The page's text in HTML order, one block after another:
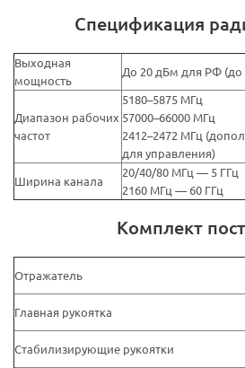
Спецификация
Выходная
мощность
До 20 дБм для РФ (до
Диапазон рабочих
частот
5180–5875 МГц
57000–66000 МГц
2412–2472 МГц
для управления)
Ширина канала
20/40/80 МГц — 5 ГГц
2160 МГц — 60 ГГц
Комплект
Отражатель
Главная рукоятка
Стабилизирующие рукоятки